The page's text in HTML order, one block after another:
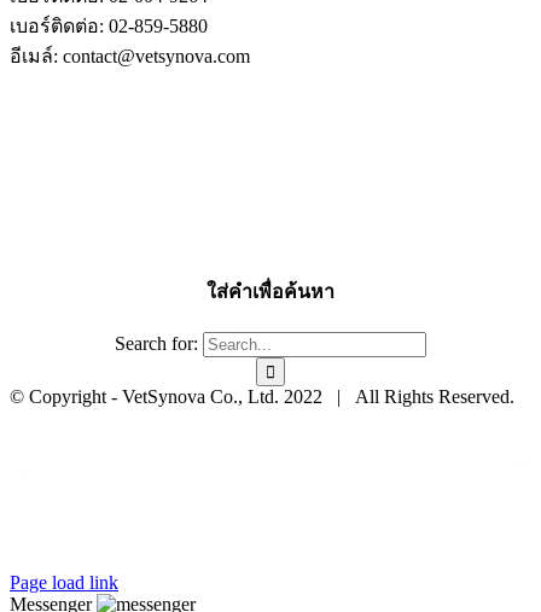
เบอร์ติดต่อ: 02-859-5880
อีเมล์: contact@vetsynova.com
ใส่คำเพื่อค้นหา
Search for:
© Copyright - VetSynova Co., Ltd. 2022 | All Rights Reserved.
Page load link
Messenger